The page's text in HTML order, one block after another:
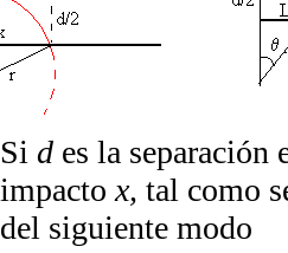
Si d es la separación
impacto x, tal como
del siguiente modo